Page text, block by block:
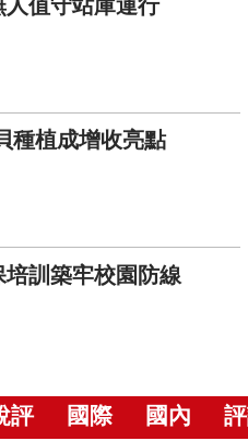
值守站庫運行
種植成增收亮點
訓築牢校園防線
評 國際 國內